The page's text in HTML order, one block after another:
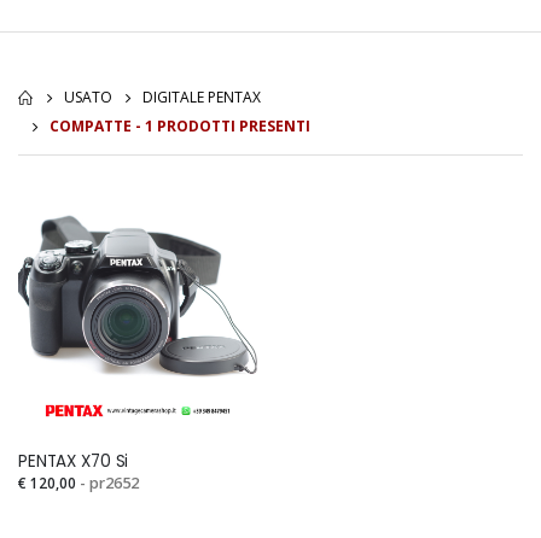
USATO
DIGITALE PENTAX
COMPATTE - 1 PRODOTTI PRESENTI
PENTAX X70 Si
€ 120,00 - pr2652